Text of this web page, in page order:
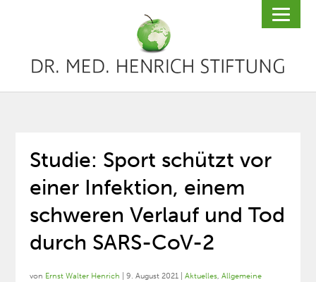
Studie: Sport schützt vor
einer Infektion, einem
schweren Verlauf und Tod
durch SARS-CoV-2
von Ernst Walter Henrich |9. August 2021 |Aktuelles,Allgemeine